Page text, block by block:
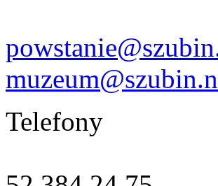
Telefony